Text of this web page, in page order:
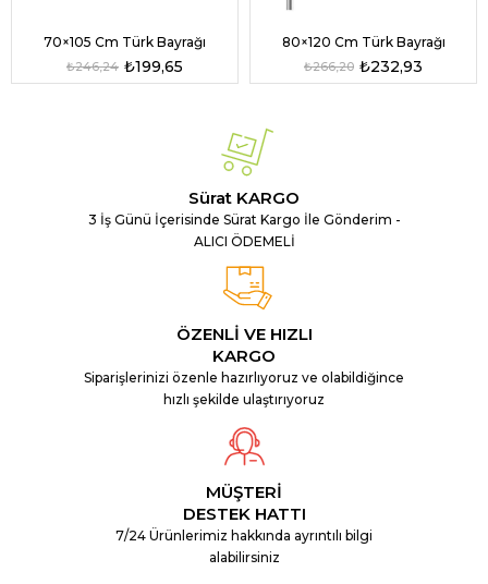
70×105 Cm Türk Bayrağı
₺199,65
₺246,24
80×120 Cm Türk Bayrağı
₺232,93
₺266,20
Sürat KARGO
3 İş Günü İçerisinde Sürat Kargo İle Gönderim -
ALICI ÖDEMELİ
ÖZENLİ VE HIZLI
KARGO
Siparişlerinizi özenle hazırlıyoruz ve olabildiğince
hızlı şekilde ulaştırıyoruz
MÜŞTERİ
DESTEK HATTI
7/24 Ürünlerimiz hakkında ayrıntılı bilgi
alabilirsiniz